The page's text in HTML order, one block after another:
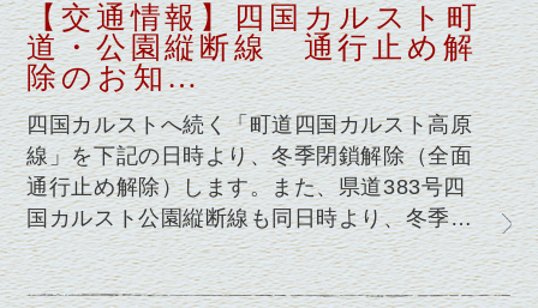
【交通情報】四国カルスト町
道・公園縦断線 通行止め解
除のお知…
四国カルストへ続く「町道四国カルスト高原
線」を下記の日時より、冬季閉鎖解除（全面
通行止め解除）します。また、県道383号四
国カルスト公園縦断線も同日時より、冬季…